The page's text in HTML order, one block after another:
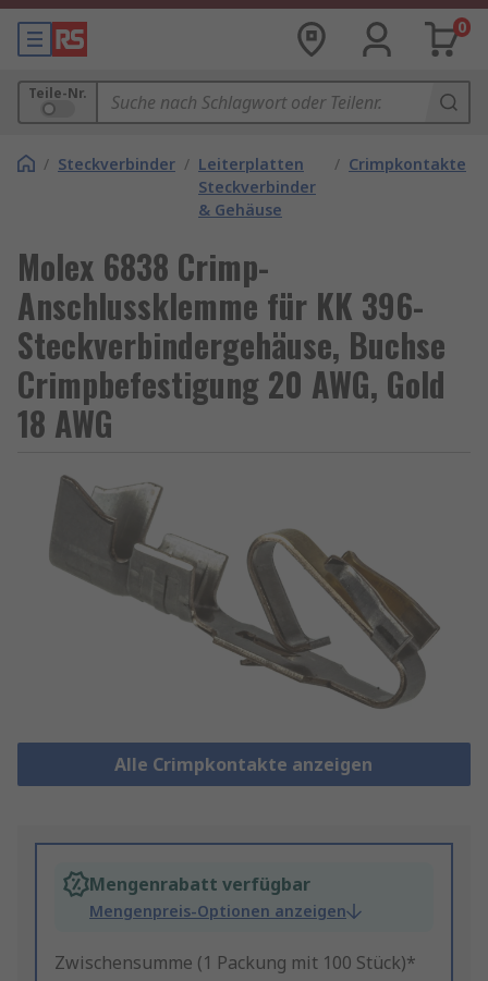
0
Teile-Nr.
/ Steckverbinder / Leiterplatten
Steckverbinder
& Gehäuse
/ Crimpkontakte
Molex 6838 Crimp-
Anschlussklemme für KK 396-
Steckverbindergehäuse, Buchse
Crimpbefestigung 20 AWG, Gold
18 AWG
Alle Crimpkontakte anzeigen
Mengenrabatt verfügbar
Mengenpreis-Optionen anzeigen
Zwischensumme (1 Packung mit 100 Stück)*